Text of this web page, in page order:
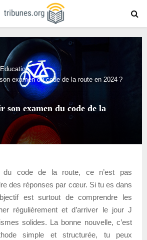
examen du code de la route en 2024 ?
son examen du code de la
du code de la route, ce n’est pas
des réponses par cœur. Si tu es dans
est surtout de comprendre les
régulièrement et d’arriver le jour J
solides. La bonne nouvelle, c’est
simple et structurée, tu peux